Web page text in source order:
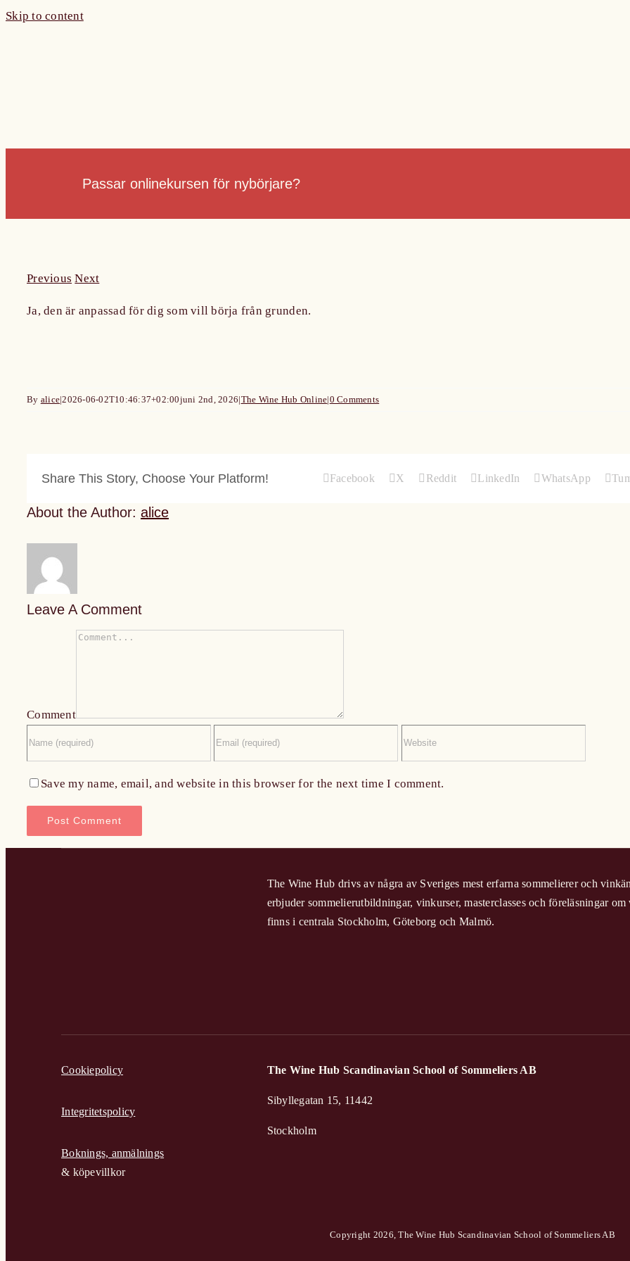
Skip to content
Passar onlinekursen för nybörjare?
Previous Next
Ja, den är anpassad för dig som vill börja från grunden.
By alice|2026-06-02T10:46:37+02:00juni 2nd, 2026|The Wine Hub Online|0 Comments
Share This Story, Choose Your Platform! Facebook X Reddit LinkedIn WhatsApp
About the Author: alice
Leave A Comment
Comment
Save my name, email, and website in this browser for the next time I comment.
The Wine Hub drivs av några av Sveriges mest erfarna sommelierer och
erbjuder sommelierutbildningar, vinkurser, masterclasses och föreläsningar
finns i centrala Stockholm, Göteborg och Malmö.
Cookiepolicy
Integritetspolicy
Boknings, anmälnings
& köpevillkor
The Wine Hub Scandinavian School of Sommeliers AB
Sibyllegatan 15, 11442
Stockholm
Copyright 2026, The Wine Hub Scandinavian School of Sommeliers AB